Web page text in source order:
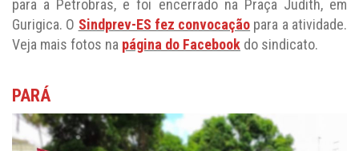
para a Petrobras, e foi encerrado na Praça Judith, em
Gurigica. O Sindprev-ES fez convocação para a atividade.
Veja mais fotos na página do Facebook do sindicato.
PARÁ